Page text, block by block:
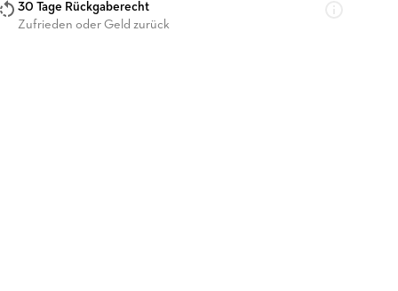
30 Tage Rückgaberecht
Zufrieden oder Geld zurück